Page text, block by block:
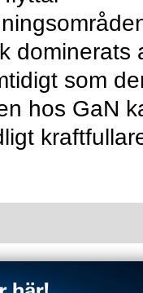
dominerats
som
hos GaN